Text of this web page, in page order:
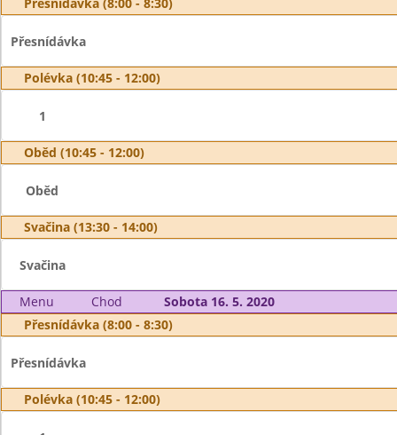
Přesnídávka
Polévka (10:45 - 12:00)
1
Oběd (10:45 - 12:00)
Oběd
Svačina (13:30 - 14:00)
Svačina
Menu Chod
Sobota 16. 5. 2020
Přesnídávka (8:00 - 8:30)
Přesnídávka
Polévka (10:45 - 12:00)